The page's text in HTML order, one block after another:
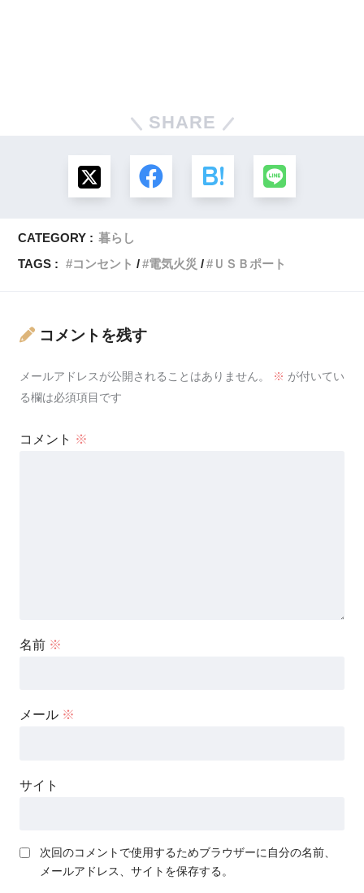
SHARE
CATEGORY : 暮らし
TAGS :
コンセント 電気火災 ＵＳＢポート
コメントを残す
メールアドレスが公開されることはありません。 ※ が付いてい
る欄は必須項目です
コメント ※
名前 ※
メール ※
サイト
次回のコメントで使用するためブラウザーに自分の名前、
メールアドレス、サイトを保存する。